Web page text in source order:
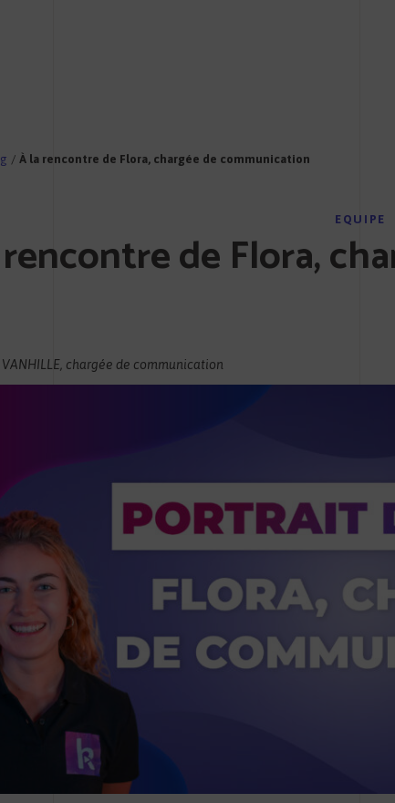
/ À la rencontre de Flora, chargée de communication
EQUIPE
de Flora,
chargée de communication